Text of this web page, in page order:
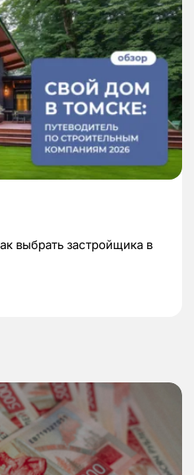
выбрать застройщика в